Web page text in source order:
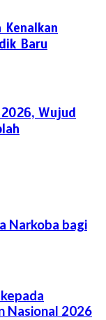
Kenalkan
Baru
2026, Wujud
Narkoba bagi
Nasional 2026